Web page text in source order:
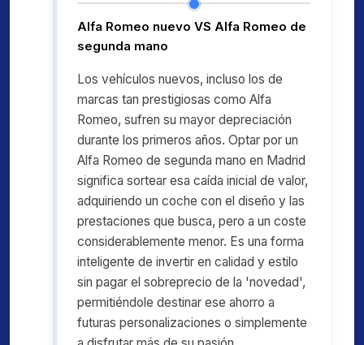
Alfa Romeo nuevo VS Alfa Romeo de
segunda mano
Los vehículos nuevos, incluso los de
marcas tan prestigiosas como Alfa
Romeo, sufren su mayor depreciación
durante los primeros años. Optar por un
Alfa Romeo de segunda mano en Madrid
significa sortear esa caída inicial de valor,
adquiriendo un coche con el diseño y las
prestaciones que busca, pero a un coste
considerablemente menor. Es una forma
inteligente de invertir en calidad y estilo
sin pagar el sobreprecio de la 'novedad',
permitiéndole destinar ese ahorro a
futuras personalizaciones o simplemente